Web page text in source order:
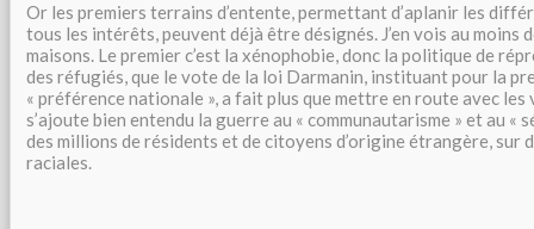
Or les premiers terrains d’entente, permettant d’aplanir les
tous les intérêts, peuvent déjà être désignés. J’en vois au moins
maisons. Le premier c’est la xénophobie, donc la politique de
des réfugiés, que le vote de la loi Darmanin, instituant pour la
« préférence nationale », a fait plus que mettre en route avec les
s’ajoute bien entendu la guerre au « communautarisme » et au «
des millions de résidents et de citoyens d’origine étrangère, sur
raciales.